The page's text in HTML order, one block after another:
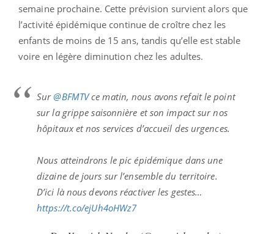
semaine prochaine. Cette prévision survient alors que
l’activité épidémique continue de croître chez les
enfants de moins de 15 ans, tandis qu’elle est stable
voire en légère diminution chez les adultes.
Sur@BFMTVce matin, nous avons refait le point
sur la grippe saisonnière et son impact sur nos
hôpitaux et nos services d’accueil des urgences.
Nous atteindrons le pic épidémique dans une
dizaine de jours sur l’ensemble du territoire.
D’ici là nous devons réactiver les gestes…
https://t.co/ejUh4oHWz7